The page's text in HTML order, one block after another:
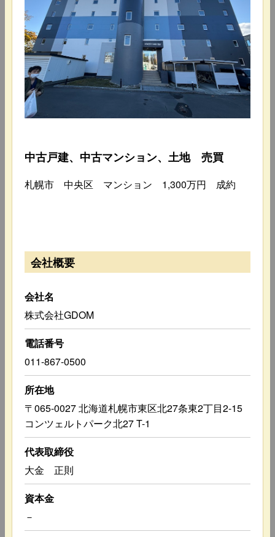
中古戸建、中古マンション、土地 売買
札幌市 中央区 マンション 1,300万円 成約
会社概要
会社名
株式会社GDOM
電話番号
011-867-0500
所在地
〒065-0027 北海道札幌市東区北27条東2丁目2-15
コンツェルトパーク北27 T-1
代表取締役
大金 正則
資本金
－